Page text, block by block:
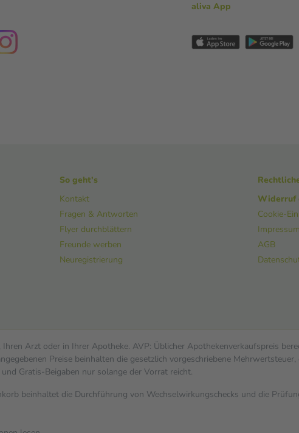
aliva App
So geht's
Kontakt
Fragen & Antworten
Flyer durchblättern
Freunde werben
Neuregistrierung
Widerruf
Cookie-
Impressum
AGB
Arzt oder in Ihrer Apotheke. AVP: Üblicher Apothekenverkaufspreis
Preise beinhalten die gesetzlich vorgeschriebene
Gratis-Beigaben nur solange der Vorrat reicht.
beinhaltet die Durchführung von Wechselwirkungschecks und die